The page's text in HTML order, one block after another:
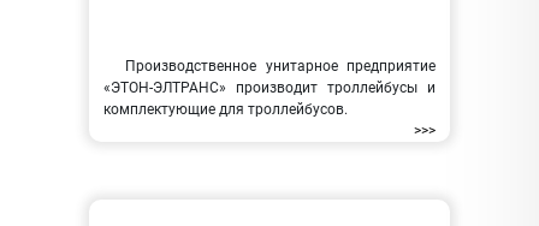
Производственное унитарное предприятие
«ЭТОН-ЭЛТРАНС» производит троллейбусы и
комплектующие для троллейбусов.
>>>